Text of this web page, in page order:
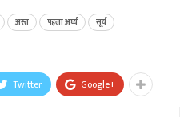
अस्त पहला अर्घ्य सूर्य
Twitter Google+